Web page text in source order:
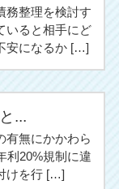
務整理を検討す
いると相手にど
安になるか […]
...
有無にかかわら
利20%規制に違
けを行 […]